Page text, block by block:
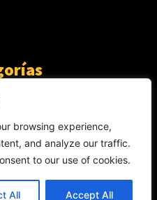
browsing experience,
and analyze our traffic.
to our use of cookies.
All Accept All
SEDA
PALABRA
SÉ
423
234
174